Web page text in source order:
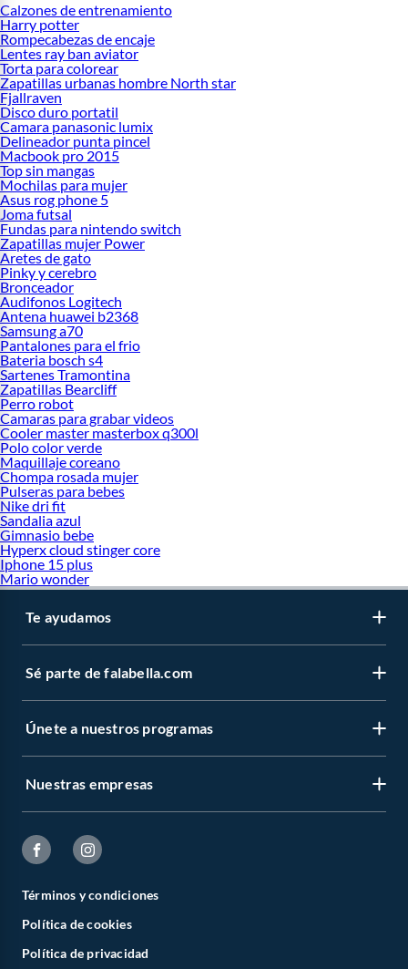
Calzones de entrenamiento
Harry potter
Rompecabezas de encaje
Lentes ray ban aviator
Torta para colorear
Zapatillas urbanas hombre North star
Fjallraven
Disco duro portatil
Camara panasonic lumix
Delineador punta pincel
Macbook pro 2015
Top sin mangas
Mochilas para mujer
Asus rog phone 5
Joma futsal
Fundas para nintendo switch
Zapatillas mujer Power
Aretes de gato
Pinky y cerebro
Bronceador
Audifonos Logitech
Antena huawei b2368
Samsung a70
Pantalones para el frio
Bateria bosch s4
Sartenes Tramontina
Zapatillas Bearcliff
Perro robot
Camaras para grabar videos
Cooler master masterbox q300l
Polo color verde
Maquillaje coreano
Chompa rosada mujer
Pulseras para bebes
Nike dri fit
Sandalia azul
Gimnasio bebe
Hyperx cloud stinger core
Iphone 15 plus
Mario wonder
Te ayudamos
Sé parte de falabella.com
Únete a nuestros programas
Nuestras empresas
Términos y condiciones
Política de cookies
Política de privacidad